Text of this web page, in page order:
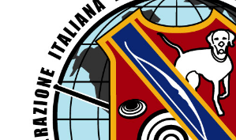
Referenti e
Scuole Federali
Tecnici
Direttori di Gara
Formazione
Calendario